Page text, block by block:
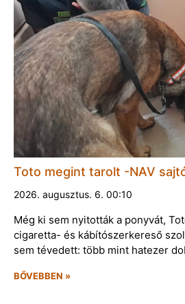
Toto megint tarolt -NAV
2026. augusztus. 6. 00:10
Még ki sem nyitották a ponyvát,
cigaretta- és kábítószerkereső
sem tévedett: több mint hatezer
BŐVEBBEN »